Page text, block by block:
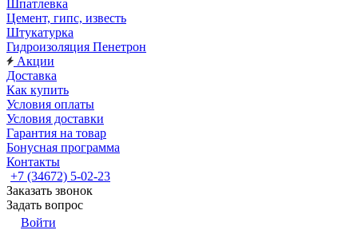
Шпатлевка
Цемент, гипс, известь
Штукатурка
Гидроизоляция Пенетрон
Акции
Доставка
Как купить
Условия оплаты
Условия доставки
Гарантия на товар
Бонусная программа
Контакты
+7 (34672) 5-02-23
Заказать звонок
Задать вопрос
Войти